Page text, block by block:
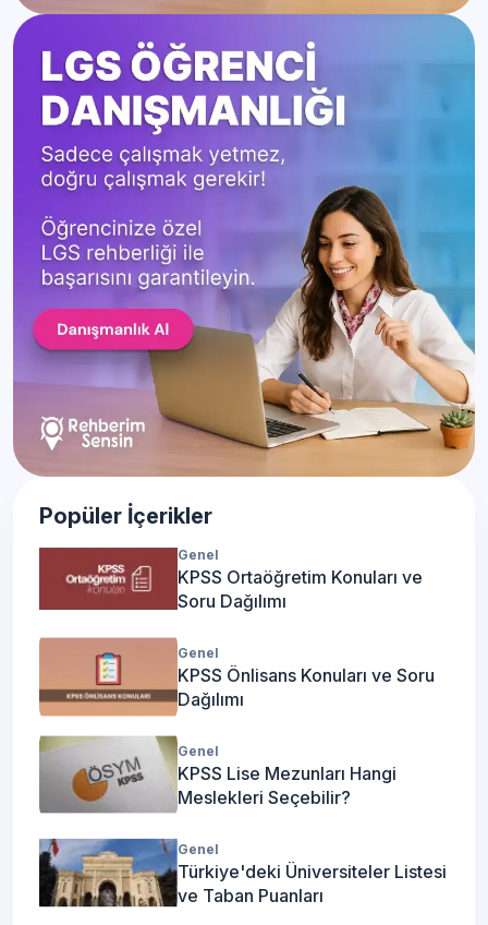
Popüler İçerikler
Genel
KPSS Ortaöğretim Konuları ve
Soru Dağılımı
Genel
KPSS Önlisans Konuları ve Soru
Dağılımı
Genel
KPSS Lise Mezunları Hangi
Meslekleri Seçebilir?
Genel
Türkiye'deki Üniversiteler Listesi
ve Taban Puanları